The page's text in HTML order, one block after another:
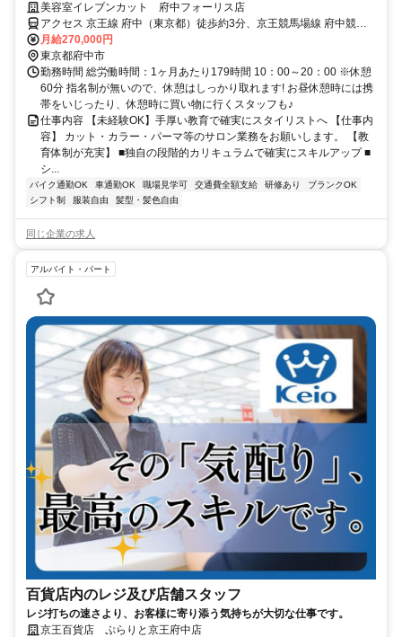
育で確実に成長できる！アシスタント求人
美容室イレブンカット 府中フォーリス店
アクセス 京王線 府中（東京都）徒歩約3分、京王競馬場線 府中競馬
正門前徒歩約9分、ＪＲ南武線 府中本町徒歩約10分
月給270,000円
東京都府中市
勤務時間 総労働時間：1ヶ月あたり179時間 10：00～20：00 ※休憩
60分 指名制が無いので、休憩はしっかり取れます! お昼休憩時には携
帯をいじったり、休憩時に買い物に行くスタッフも♪
仕事内容 【未経験OK】手厚い教育で確実にスタイリストへ 【仕事内
容】 カット・カラー・パーマ等のサロン業務をお願いします。 【教
育体制が充実】 ■独自の段階的カリキュラムで確実にスキルアップ ■
シ...
バイク通勤OK 車通勤OK 職場見学可 交通費全額支給 研修あり
ブランクOK
シフト制
服装自由 髪型・髪色自由
同じ企業の求人
アルバイト・パート
百貨店内のレジ及び店舗スタッフ
レジ打ちの速さより、お客様に寄り添う気持ちが大切な仕事です。
京王百貨店 ぷらりと京王府中店